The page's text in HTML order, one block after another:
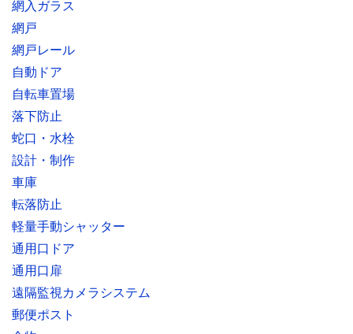
網入ガラス
網戸
網戸レール
自動ドア
自転車置場
落下防止
蛇口・水栓
設計・制作
車庫
転落防止
軽量手動シャッター
通用口ドア
通用口扉
遠隔監視カメラシステム
郵便ポスト